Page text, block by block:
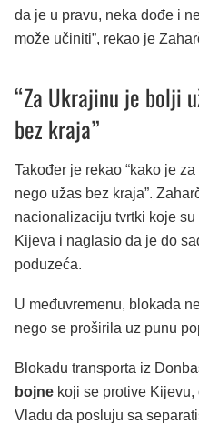
da je u pravu, neka dođe i
može učiniti”, rekao je
“Za Ukrajinu je bolji
bez kraja”
Također je rekao “kako je
nego užas bez kraja”.
nacionalizaciju tvrtki koje
Kijeva i naglasio da je do
poduzeća.
U međuvremenu, blokada
nego se proširila uz punu
Blokadu transporta iz
bojne koji se protive
Vladu da posluju sa